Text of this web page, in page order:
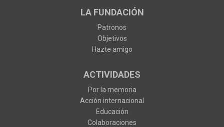
LA FUNDACIÓN
Patronos
Objetivos
Hazte amigo
ACTIVIDADES
Por la memoria
Acción internacional
Educación
Colaboraciones